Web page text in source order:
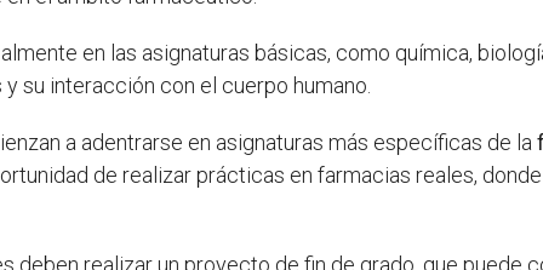
en las asignaturas básicas, como química,
su interacción con el cuerpo humano.
a adentrarse en asignaturas más específicas de la
de realizar prácticas en farmacias reales,
deben realizar un proyecto de fin de grado, que puede